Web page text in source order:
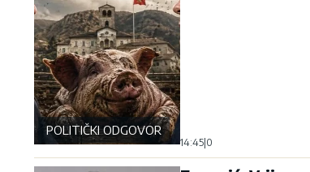
POLITIČKI ODGOVOR
14:45 0